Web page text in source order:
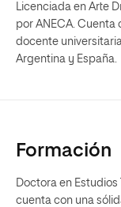
Licenciada en Arte
por ANECA. Cuenta
docente
Argentina y España.
Formación
Doctora en
cuenta con una